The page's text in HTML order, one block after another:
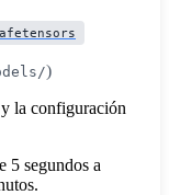
)
la configuración
5 segundos a